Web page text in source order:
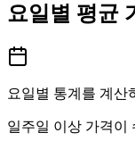
요일별 평균
요일별 통계를 계산
일주일 이상 가격이